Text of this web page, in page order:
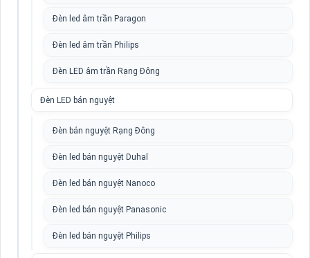
Đèn led âm trần Paragon
Đèn led âm trần Philips
Đèn LED âm trần Rạng Đông
Đèn LED bán nguyệt
Đèn bán nguyệt Rạng Đông
Đèn led bán nguyệt Duhal
Đèn led bán nguyệt Nanoco
Đèn led bán nguyệt Panasonic
Đèn led bán nguyệt Philips